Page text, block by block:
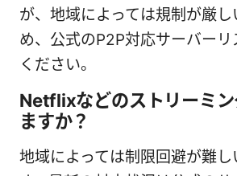
が、地域によっては規制が厳
め、公式のP2P対応サーバーリ
ください。
Netflixなどのストリーミン
ますか？
地域によっては制限回避が難